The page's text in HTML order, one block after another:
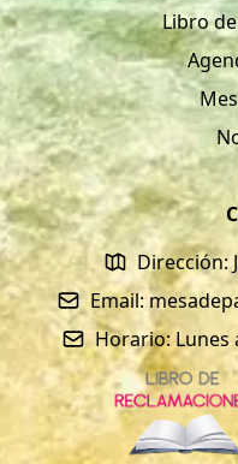
Libro
Dirección:
Email:
Horario: Lunes